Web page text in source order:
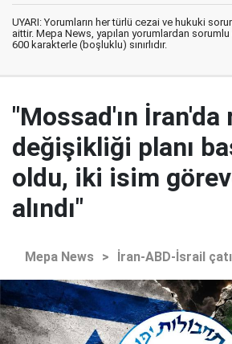
UYARI: Yorumların her türlü cezai ve hukuki
aittir. Mepa News, yapılan yorumlardan
600 karakterle (boşluklu) sınırlıdır.
"Mossad'ın İran'da
değişikliği planı
oldu, iki isim
alındı"
Mepa News > İran-ABD-İsrail